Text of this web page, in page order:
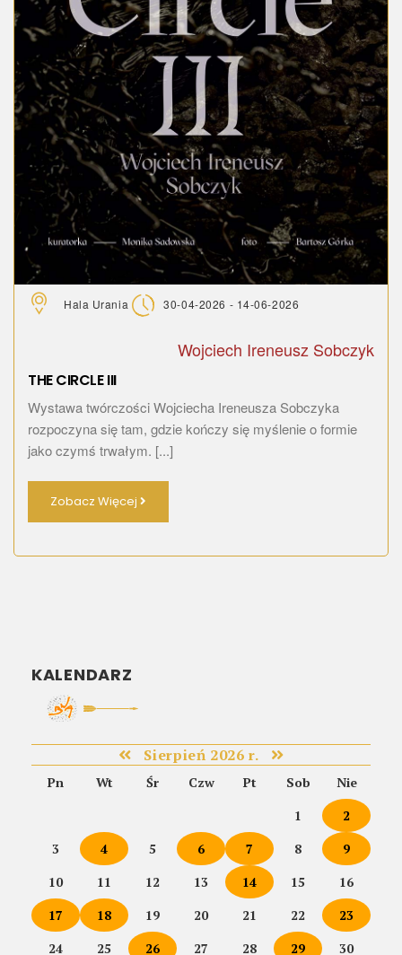
Hala Urania 30-04-2026 - 14-06-2026
Wojciech Ireneusz Sobczyk
THE CIRCLE III
Wystawa twórczości Wojciecha Ireneusza Sobczyka
rozpoczyna się tam, gdzie kończy się myślenie o formie
jako czymś trwałym. [...]
Zobacz Więcej
KALENDARZ
Sierpień 2026 r.
Pn Wt Śr Czw Pt Sob
Nie
1
2
3
4 5 6 7 8
9
10
11 12 13 14 15
16
17
18 19 20 21 22
23
24
25 26 27 28 29 30